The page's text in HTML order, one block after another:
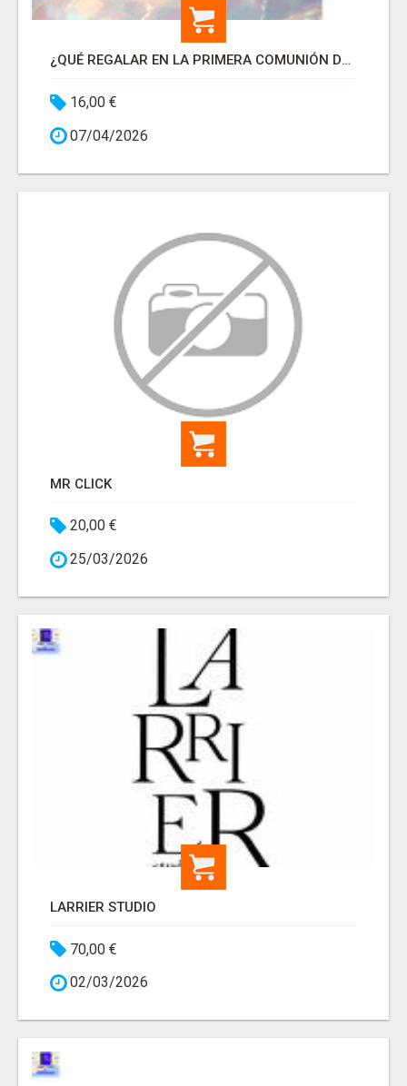
¿QUÉ REGALAR EN LA PRIMERA COMUNIÓN DE TU HIJO?
16,00 €
07/04/2026
MR CLICK
20,00 €
25/03/2026
LARRIER STUDIO
70,00 €
02/03/2026